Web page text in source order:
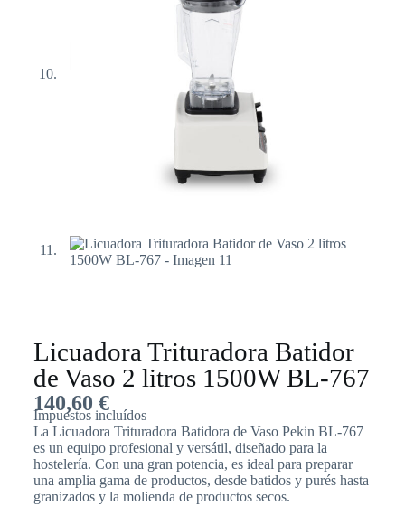
Licuadora Trituradora Batidor
de Vaso 2 litros 1500W BL-767
140,60 €
Impuestos incluídos
La Licuadora Trituradora Batidora de Vaso Pekin BL-767
es un equipo profesional y versátil, diseñado para la
hostelería. Con una gran potencia, es ideal para preparar
una amplia gama de productos, desde batidos y purés hasta
granizados y la molienda de productos secos.